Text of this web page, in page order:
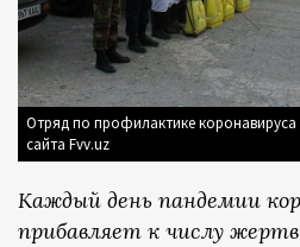
Отряд по профилактике
сайта Fvv.uz
Каждый день пандемии
прибавляет к числу